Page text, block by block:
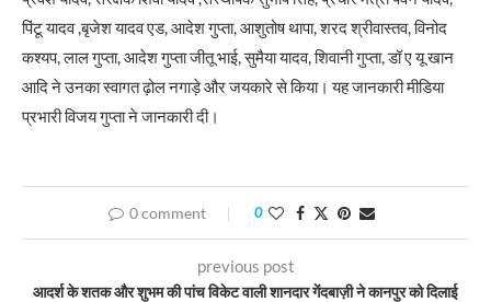
पिंटू यादव ,बृजेश यादव एड, आदेश गुप्ता, आशुतोष थापा, शरद श्रीवास्तव, विनोद
कश्यप, लाल गुप्ता, आदेश गुप्ता जीतू भाई, सुमैया यादव, शिवानी गुप्ता, डॉ ए यू खान
आदि ने उनका स्वागत ढ़ोल नगाड़े और जयकारे से किया। यह जानकारी मीडिया
प्रभारी विजय गुप्ता ने जानकारी दी।
0 comment 0
previous post
आदर्श के शतक और शुभम की पांच विकेट वाली शानदार गेंदबाज़ी ने कानपुर को दिलाई